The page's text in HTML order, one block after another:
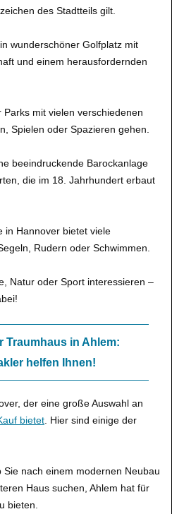
des Stadtteils gilt.
wunderschöner Golfplatz mit
und einem herausfordernden
mit vielen verschiedenen
Spielen oder Spazieren gehen.
beeindruckende Barockanlage
die im 18. Jahrhundert erbaut
in Hannover bietet viele
Rudern oder Schwimmen.
Natur oder Sport interessieren –
Traumhaus in Ahlem:
helfen Ihnen!
der eine große Auswahl an
bietet . Hier sind einige der
Sie nach einem modernen Neubau
Haus suchen, Ahlem hat für
bieten.